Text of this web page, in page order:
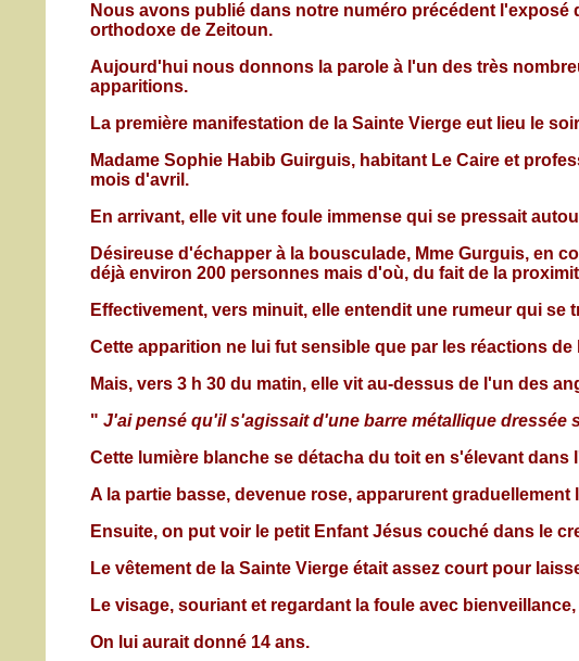
Nous avons publié dans notre numéro précédent
orthodoxe de Zeitoun.
Aujourd'hui nous donnons la parole à l'un des très
apparitions.
La première manifestation de la Sainte Vierge eut lieu le
Madame Sophie Habib Guirguis, habitant Le Caire et
mois d'avril.
En arrivant, elle vit une foule immense qui se pressait
Désireuse d'échapper à la bousculade, Mme Gurguis, en
déjà environ 200 personnes mais d'où, du fait de la
Effectivement, vers minuit, elle entendit une rumeur qui
Cette apparition ne lui fut sensible que par les réactions
Mais, vers 3 h 30 du matin, elle vit au-dessus de l'un des
" J'ai pensé qu'il s'agissait d'une barre métallique dressée
Cette lumière blanche se détacha du toit en s'élevant
A la partie basse, devenue rose, apparurent
Ensuite, on put voir le petit Enfant Jésus couché dans le
Le vêtement de la Sainte Vierge était assez court pour
Le visage, souriant et regardant la foule avec
On lui aurait donné 14 ans.